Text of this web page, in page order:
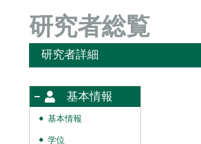
研究者総覧
研究者詳細
基本情報
◆ 基本情報
◆ 学位